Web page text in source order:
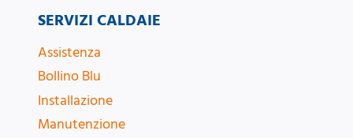
SERVIZI CALDAIE
Assistenza
Bollino Blu
Installazione
Manutenzione